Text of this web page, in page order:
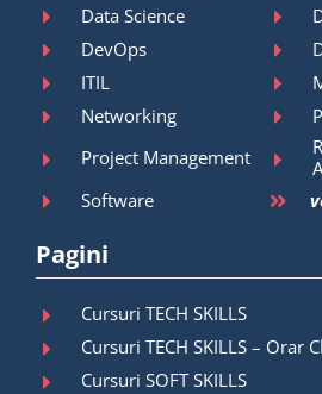
Data Science
DevOps
ITIL
Networking
Project Management
Software
Pagini
Cursuri TECH SKILLS
Cursuri TECH SKILLS – Orar
Cursuri SOFT SKILLS